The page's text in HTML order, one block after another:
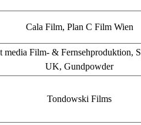
Cala Film, Plan C Film Wien
media Film- & Fernsehproduktion,
UK, Gundpowder
Tondowski Films